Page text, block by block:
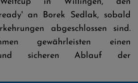
an Borek Sedlak, sobald
abgeschlossen sind.
gewährleisten einen
und sicheren Ablauf der